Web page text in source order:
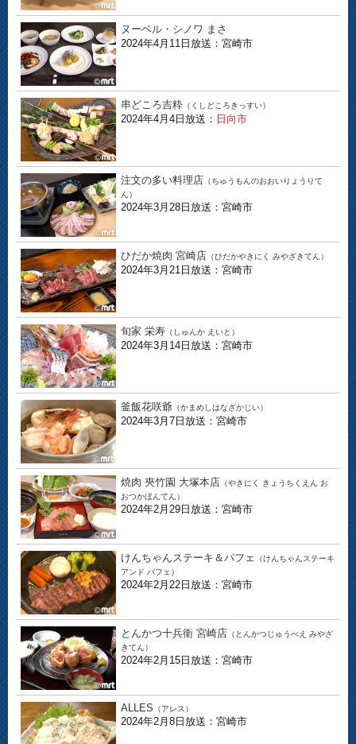
ヌーベル・シノワ まさ
2024年4月11日放送：宮崎市
串どころ吉粋 （くしどころきっすい）
2024年4月4日放送： 日向市
注文の多い料理店 （ちゅうもんのおおいりょうりて
ん）
2024年3月28日放送：宮崎市
ひだか焼肉 宮崎店 （ひだかやきにく みやざきてん）
2024年3月21日放送：宮崎市
旬家 栄寿 （しゅんか えいと）
2024年3月14日放送：宮崎市
釜飯花咲爺 （かまめしはなざかじい）
2024年3月7日放送：宮崎市
焼肉 夾竹園 大塚本店 （やきにく きょうちくえん お
おつかほんてん）
2024年2月29日放送：宮崎市
けんちゃんステーキ＆パフェ
（けんちゃんステーキ
アンド パフェ）
2024年2月22日放送：宮崎市
とんかつ十兵衛 宮崎店 （とんかつじゅうべえ みやざ
きてん）
2024年2月15日放送：宮崎市
ALLES （アレス）
2024年2月8日放送：宮崎市